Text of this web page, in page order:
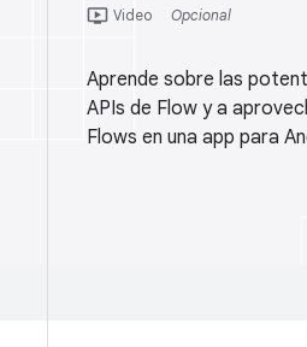
ondemand_video Video Opcional
Aprende sobre las
APIs de Flow y a
Flows en una app para